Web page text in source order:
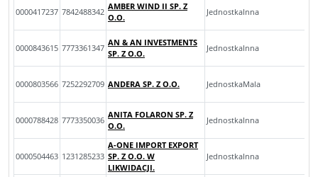
0000417237 7842488342
AMBER WIND II SP. Z
O.O.
JednostkaInna
0000843615 7773361347
AN & AN INVESTMENTS
SP. Z O.O.
JednostkaInna
0000803566 7252292709 ANDERA SP. Z O.O. JednostkaMala
0000788428 7773350036
ANITA FOLARON SP. Z
O.O.
JednostkaInna
0000504463 1231285233
A-ONE IMPORT EXPORT
SP. Z O.O. W
LIKWIDACJI.
JednostkaInna